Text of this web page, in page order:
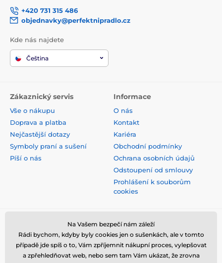
+420 731 315 486
objednavky@perfektnipradlo.cz
Kde nás najdete
Čeština
Zákaznický servis
Vše o nákupu
Doprava a platba
Nejčastější dotazy
Symboly praní a sušení
Píší o nás
Informace
O nás
Kontakt
Kariéra
Obchodní podmínky
Ochrana osobních údajů
Odstoupení od smlouvy
Prohlášení k souborům
cookies
Bezpečná platba kartou
Na Vašem bezpečí nám záleží
Rádi bychom, kdyby byly cookies jen o sušenkách, ale v tomto
případě jde spíš o to, Vám zpříjemnit nákupní proces, vylepšovat
a zpřehledňovat web, nebo sem tam Vám ukázat, že zrovna